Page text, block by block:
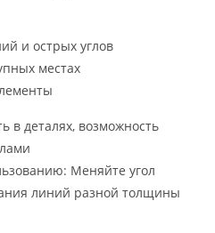
и острых углов
местах
в деталях, возможность
Меняйте угол
линий разной толщины